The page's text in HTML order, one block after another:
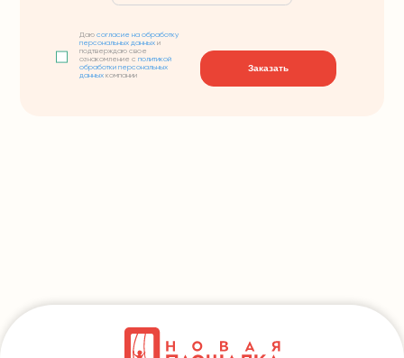
Даюсогласие на обработку
персональных данных и
подтверждаю свое
ознакомление сполитикой
обработки персональных
данных компании
Заказать